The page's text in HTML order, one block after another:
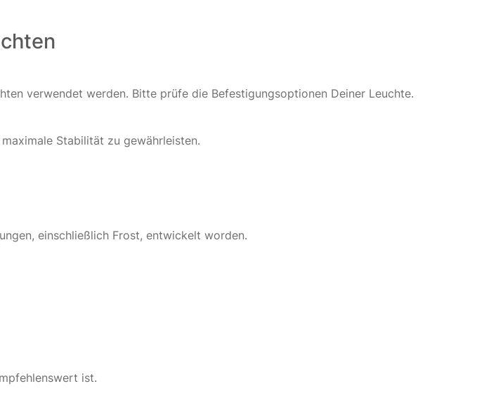
verwendet werden. Bitte prüfe die Befestigungsoptionen Deiner Leuchte.
Stabilität zu gewährleisten.
einschließlich Frost, entwickelt worden.
ist.